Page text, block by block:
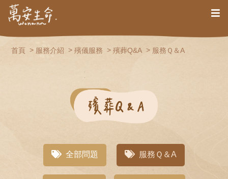
首頁 服務介紹 殯儀服務 殯葬Q&A 服務Ｑ＆A
全部問題 服務Ｑ＆A